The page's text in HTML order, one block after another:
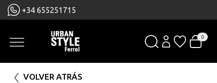
+34 655251715
0
VOLVER ATRÁS